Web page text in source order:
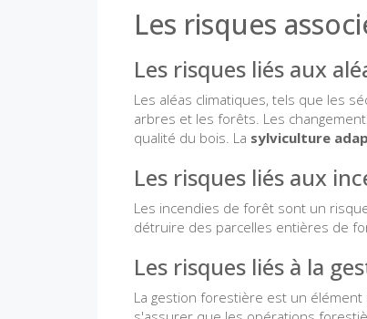
Les risques
Les risques liés aux
Les aléas climatiques, tels que les
arbres et les forêts. Les
qualité du bois. La sylviculture
Les risques liés aux
Les incendies de forêt sont un
détruire des parcelles entières de
Les risques liés à la
La gestion forestière est un